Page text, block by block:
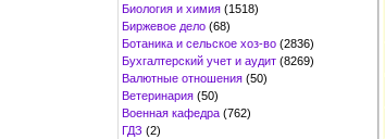
Биология и химия (1518)
Биржевое дело (68)
Ботаника и сельское хоз-во (2836)
Бухгалтерский учет и аудит (8269)
Валютные отношения (50)
Ветеринария (50)
Военная кафедра (762)
ГДЗ (2)